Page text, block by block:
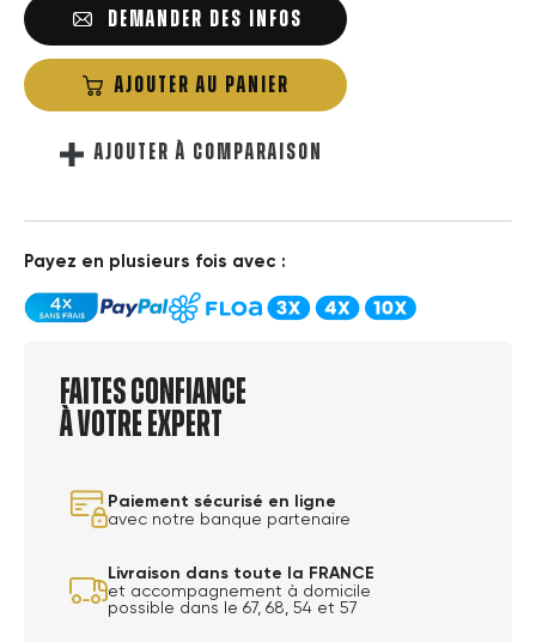
DEMANDER DES INFOS
AJOUTER AU PANIER
AJOUTER À COMPARAISON
Payez en plusieurs fois avec :
Faites confiance
à votre expert
Paiement sécurisé en ligne
avec notre banque partenaire
Livraison dans toute la FRANCE
et accompagnement à domicile
possible dans le 67, 68, 54 et 57